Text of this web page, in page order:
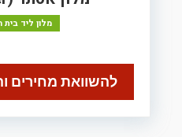
מלון ליד
להשוואת מחירים